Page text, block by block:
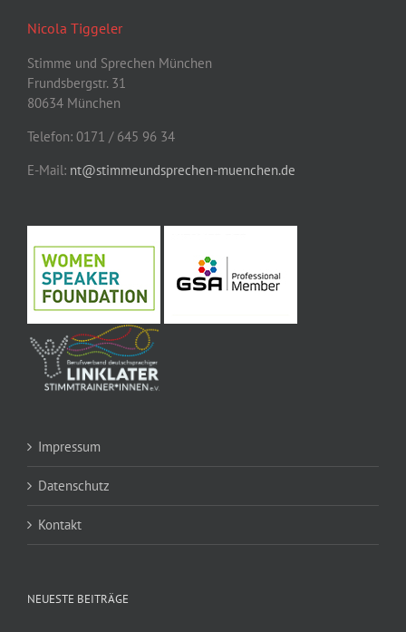
Nicola Tiggeler
Stimme und Sprechen München
Frundsbergstr. 31
80634 München
Telefon: 0171 / 645 96 34
E-Mail: nt@stimmeundsprechen-muenchen.de
Impressum
Datenschutz
Kontakt
NEUESTE BEITRÄGE